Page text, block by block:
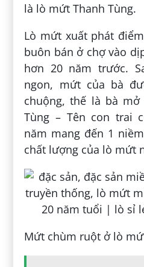
là lò mứt Thanh Tùng.
Lò mứt xuất phát
buôn bán ở chợ vào
hơn 20 năm trước.
ngon, mứt của bà
chuộng, thế là bà
Tùng – Tên con trai
năm mang đến 1
chất lượng của lò mứt
Mứt chùm ruột ở lò